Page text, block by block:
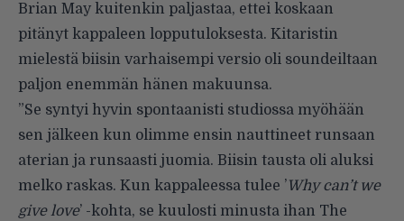
Brian May kuitenkin paljastaa, ettei koskaan
pitänyt kappaleen lopputuloksesta. Kitaristin
mielestä biisin varhaisempi versio oli soundeiltaan
paljon enemmän hänen makuunsa.
”Se syntyi hyvin spontaanisti studiossa myöhään
sen jälkeen kun olimme ensin nauttineet runsaan
aterian ja runsaasti juomia. Biisin tausta oli aluksi
melko raskas. Kun kappaleessa tulee ’Why can’t we
give love’ -kohta, se kuulosti minusta ihan The